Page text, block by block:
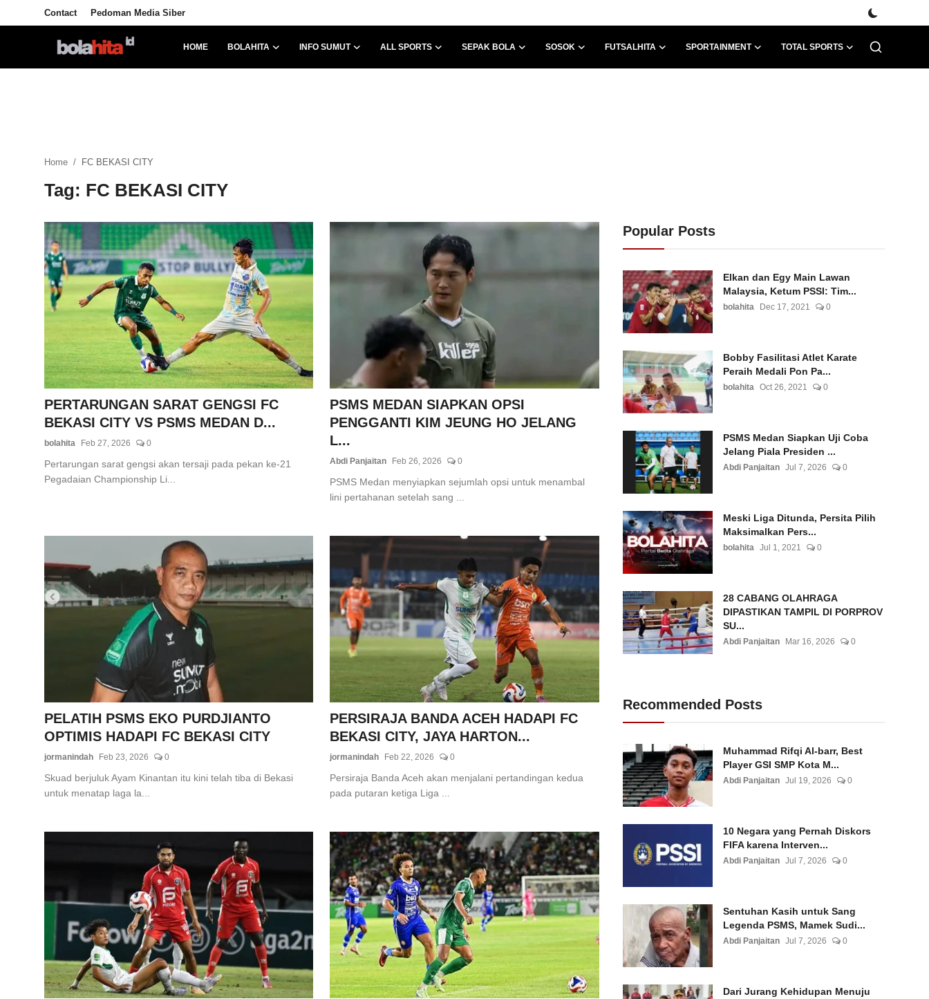
Contact Pedoman Media Siber
HOME BOLAHITA INFO SUMUT ALL SPORTS SEPAK BOLA SOSOK FUTSALHITA SPORTAINMENT TOTAL SPORTS
Futsalhita
Sportainment
Pedoman Media Siber
Home FC BEKASI CITY
Tag: FC BEKASI CITY
PERTARUNGAN SARAT GENGSI FC
BEKASI CITY VS PSMS MEDAN D...
bolahita Feb 27, 2026 0
Pertarungan sarat gengsi akan tersaji pada pekan ke-21
Pegadaian Championship Li...
PSMS MEDAN SIAPKAN OPSI
PENGGANTI KIM JEUNG HO JELANG
L...
Abdi Panjaitan Feb 26, 2026 0
PSMS Medan menyiapkan sejumlah opsi untuk menambal
lini pertahanan setelah sang ...
PELATIH PSMS EKO PURDJIANTO
OPTIMIS HADAPI FC BEKASI CITY
jormanindah Feb 23, 2026 0
Skuad berjuluk Ayam Kinantan itu kini telah tiba di Bekasi
untuk menatap laga la...
PERSIRAJA BANDA ACEH HADAPI FC
BEKASI CITY, JAYA HARTON...
jormanindah Feb 22, 2026 0
Persiraja Banda Aceh akan menjalani pertandingan kedua
pada putaran ketiga Liga ...
Popular Posts
Elkan dan Egy Main Lawan
Malaysia, Ketum PSSI: Tim...
bolahita Dec 17, 2021 0
Bobby Fasilitasi Atlet Karate
Peraih Medali Pon Pa...
bolahita Oct 26, 2021 0
PSMS Medan Siapkan Uji Coba
Jelang Piala Presiden ...
Abdi Panjaitan Jul 7, 2026 0
Meski Liga Ditunda, Persita Pilih
Maksimalkan Pers...
bolahita Jul 1, 2021 0
28 CABANG OLAHRAGA
DIPASTIKAN TAMPIL DI PORPROV
SU...
Abdi Panjaitan Mar 16, 2026 0
Recommended Posts
Muhammad Rifqi Al-barr, Best
Player GSI SMP Kota M...
Abdi Panjaitan Jul 19, 2026 0
10 Negara yang Pernah Diskors
FIFA karena Interven...
Abdi Panjaitan Jul 7, 2026 0
Sentuhan Kasih untuk Sang
Legenda PSMS, Mamek Sudi...
Abdi Panjaitan Jul 7, 2026 0
Dari Jurang Kehidupan Menuju